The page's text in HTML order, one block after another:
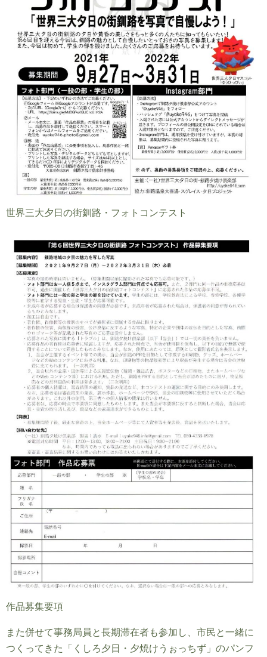
世界三大夕日の街釧路・フォトコンテスト
作品募集要項
また併せて事務局員と長期滞在者も参加し、市民と一緒に
つくってきた「くしろ夕日・夕焼けうぉっちず」のパンフ